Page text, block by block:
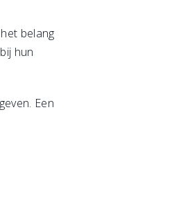
belang
hun
Een